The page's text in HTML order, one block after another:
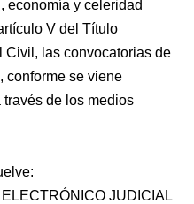
economía y celeridad
V del Título
Civil, las convocatorias de
conforme se viene
de los medios
JUDICIAL